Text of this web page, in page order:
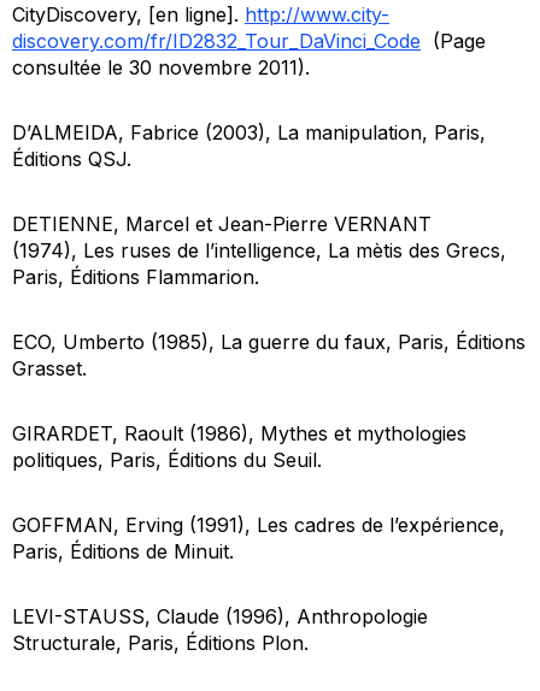
CityDiscovery, [en ligne]. http://www.city-
discovery.com/fr/ID2832_Tour_DaVinci_Code (Page
consultée le 30 novembre 2011).
D’ALMEIDA, Fabrice (2003), La manipulation, Paris,
Éditions QSJ.
DETIENNE, Marcel et Jean-Pierre VERNANT
(1974), Les ruses de l’intelligence, La mètis des Grecs,
Paris, Éditions Flammarion.
ECO, Umberto (1985), La guerre du faux, Paris, Éditions
Grasset.
GIRARDET, Raoult (1986), Mythes et mythologies
politiques, Paris, Éditions du Seuil.
GOFFMAN, Erving (1991), Les cadres de l’expérience,
Paris, Éditions de Minuit.
LEVI-STAUSS, Claude (1996), Anthropologie
Structurale, Paris, Éditions Plon.